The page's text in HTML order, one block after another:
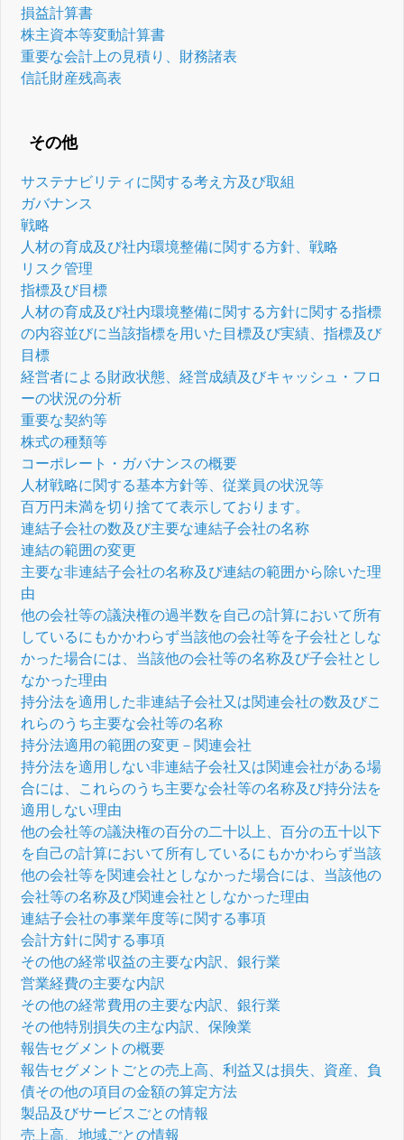
損益計算書
株主資本等変動計算書
重要な会計上の見積り、財務諸表
信託財産残高表
その他
サステナビリティに関する考え方及び取組
ガバナンス
戦略
人材の育成及び社内環境整備に関する方針、戦略
リスク管理
指標及び目標
人材の育成及び社内環境整備に関する方針に関する指標
の内容並びに当該指標を用いた目標及び実績、指標及び
目標
経営者による財政状態、経営成績及びキャッシュ・フロ
ーの状況の分析
重要な契約等
株式の種類等
コーポレート・ガバナンスの概要
人材戦略に関する基本方針等、従業員の状況等
百万円未満を切り捨てて表示しております。
連結子会社の数及び主要な連結子会社の名称
連結の範囲の変更
主要な非連結子会社の名称及び連結の範囲から除いた理
由
他の会社等の議決権の過半数を自己の計算において所有
しているにもかかわらず当該他の会社等を子会社としな
かった場合には、当該他の会社等の名称及び子会社とし
なかった理由
持分法を適用した非連結子会社又は関連会社の数及びこ
れらのうち主要な会社等の名称
持分法適用の範囲の変更－関連会社
持分法を適用しない非連結子会社又は関連会社がある場
合には、これらのうち主要な会社等の名称及び持分法を
適用しない理由
他の会社等の議決権の百分の二十以上、百分の五十以下
を自己の計算において所有しているにもかかわらず当該
他の会社等を関連会社としなかった場合には、当該他の
会社等の名称及び関連会社としなかった理由
連結子会社の事業年度等に関する事項
会計方針に関する事項
その他の経常収益の主要な内訳、銀行業
営業経費の主要な内訳
その他の経常費用の主要な内訳、銀行業
その他特別損失の主な内訳、保険業
報告セグメントの概要
報告セグメントごとの売上高、利益又は損失、資産、負
債その他の項目の金額の算定方法
製品及びサービスごとの情報
売上高、地域ごとの情報